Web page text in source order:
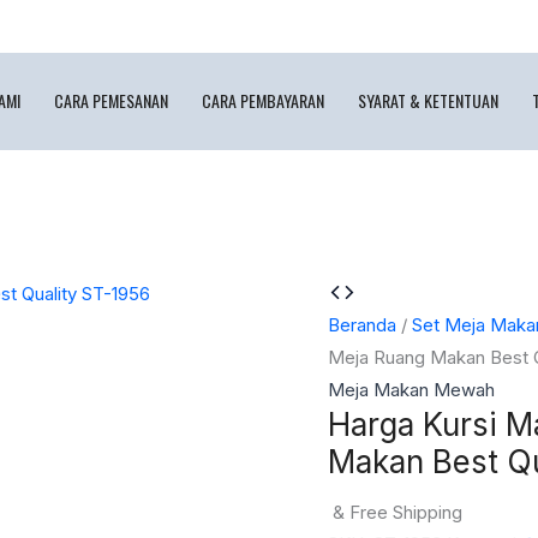
CARA PEMESANAN CARA PEMBAYARAN SYARAT & KETENTUAN
Beranda / Set Meja
Meja Ruang Makan Best
Meja Makan Mewah
Harga Kursi
Makan Best
& Free Shipping